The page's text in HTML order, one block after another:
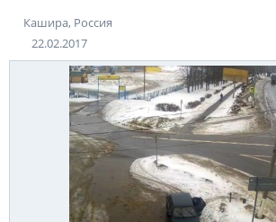
Кашира, Россия
22.02.2017